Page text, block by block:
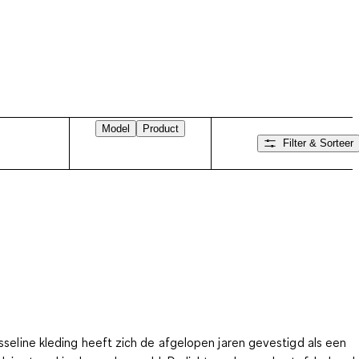
Model
Product
Filter & Sorteer
kleding heeft zich de afgelopen jaren gevestigd als een